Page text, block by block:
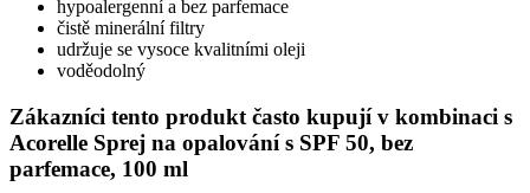
hypoalergenní a bez parfemace
čistě minerální filtry
udržuje se vysoce kvalitními oleji
voděodolný
Zákazníci tento produkt často kupují v kombinaci s
Acorelle Sprej na opalování s SPF 50, bez
parfemace, 100 ml